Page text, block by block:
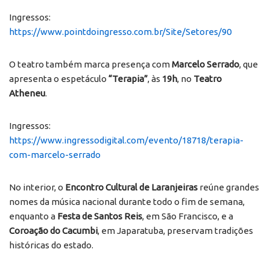
Ingressos:
https://www.pointdoingresso.com.br/Site/Setores/90
O teatro também marca presença comMarcelo Serrado, que
apresenta o espetáculo “Terapia”, às 19h, no Teatro
Atheneu.
Ingressos:
https://www.ingressodigital.com/evento/18718/terapia-
com-marcelo-serrado
No interior, o Encontro Cultural de Laranjeiras reúne grandes
nomes da música nacional durante todo o fim de semana,
enquanto a Festa de Santos Reis, em São Francisco, e a
Coroação do Cacumbi, em Japaratuba, preservam tradições
históricas do estado.